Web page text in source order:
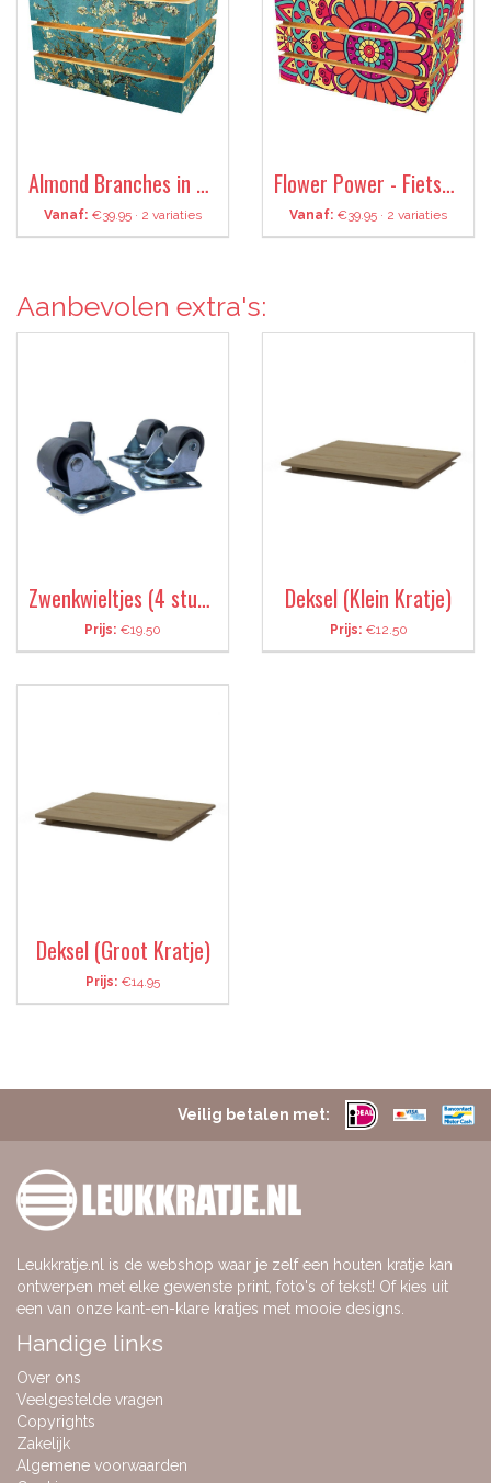
Almond Branches in Bloom - Fietskrat
Vanaf: €39.95 · 2 variaties
Flower Power - Fietskrat
Vanaf: €39.95 · 2 variaties
Aanbevolen extra's:
Zwenkwieltjes (4 stuks)
Prijs: €19.50
Deksel (Klein Kratje)
Prijs:€12.50
Deksel (Groot Kratje)
Prijs: €14.95
Veilig betalen met:
Leukkratje.nl is de webshop waar je zelf een houten kratje kan
ontwerpen met elke gewenste print, foto's of tekst! Of kies uit
een van onze kant-en-klare kratjes met mooie designs.
Handige links
Over ons
Veelgestelde vragen
Copyrights
Zakelijk
Algemene voorwaarden